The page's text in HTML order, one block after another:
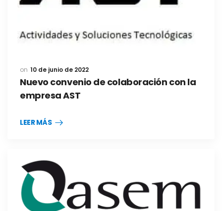
10 de junio de 2022
Nuevo convenio de colaboración con la
empresa AST
LEER MÁS